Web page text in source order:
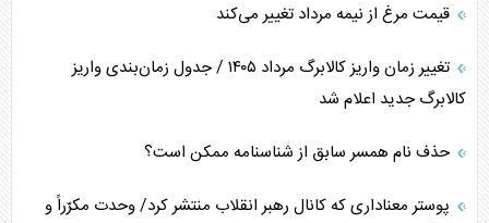
قیمت مرغ از نیمه مرداد تغییر می‌کند
تغییر زمان واریز کالابرگ مرداد ۱۴۰۵ / جدول زمان‌بندی واریز
کالابرگ جدید اعلام شد
حذف نام همسر سابق از شناسنامه ممکن است؟
پوستر معناداری که کانال رهبر انقلاب منتشر کرد/ وحدت مکرّراً و